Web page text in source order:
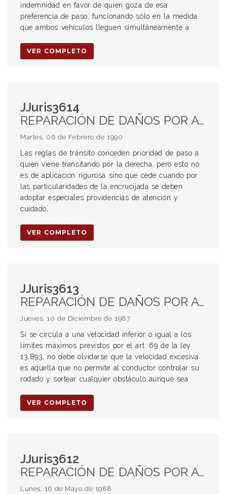
indemnidad en favor de quien goza de esa
preferencia de paso, funcionando sólo en la medida
que ambos vehículos lleguen simultáneamente a
VER COMPLETO
JJuris3614
REPARACIÓN DE DAÑOS POR ACCIDENTES DE TRÁNSITO. Culpabilidad Cruce de encrucijadas y bocacalles Prioridad de paso
Martes, 06 de Febrero de 1990
Las reglas de tránsito conceden prioridad de paso a
quien viene transitando por la derecha, pero esto no
es de aplicación rigurosa sino que cede cuando por
las particularidades de la encrucijada se deben
adoptar especiales providencias de atención y
cuidado,
VER COMPLETO
JJuris3613
REPARACIÓN DE DAÑOS POR ACCIDENTES DE TRÁNSITO. Culpabilidad Exceso de velocidad Principios generales
Jueves, 10 de Diciembre de 1987
Si se circula a una velocidad inferior o igual a los
límites máximos previstos por el art. 69 de la ley
13.893, no debe olvidarse que la velocidad excesiva
es aquella que no permite al conductor controlar su
rodado y sortear cualquier obstáculo aunque sea
VER COMPLETO
JJuris3612
REPARACIÓN DE DAÑOS POR ACCIDENTES DE TRÁNSITO. Culpabilidad Infracción a los reglamentos de tránsito
Lunes, 16 de Mayo de 1988